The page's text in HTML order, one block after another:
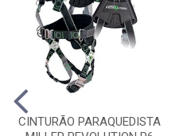
CINTURÃO PARAQUEDISTA